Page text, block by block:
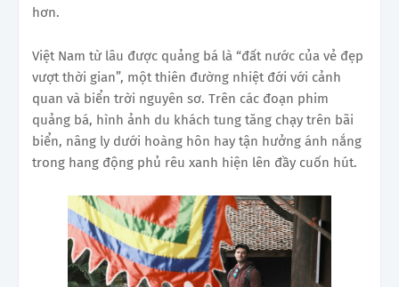
hơn.
Việt Nam từ lâu được quảng bá là “đất nước của vẻ đẹp
vượt thời gian”, một thiên đường nhiệt đới với cảnh
quan và biển trời nguyên sơ. Trên các đoạn phim
quảng bá, hình ảnh du khách tung tăng chạy trên bãi
biển, nâng ly dưới hoàng hôn hay tận hưởng ánh nắng
trong hang động phủ rêu xanh hiện lên đầy cuốn hút.